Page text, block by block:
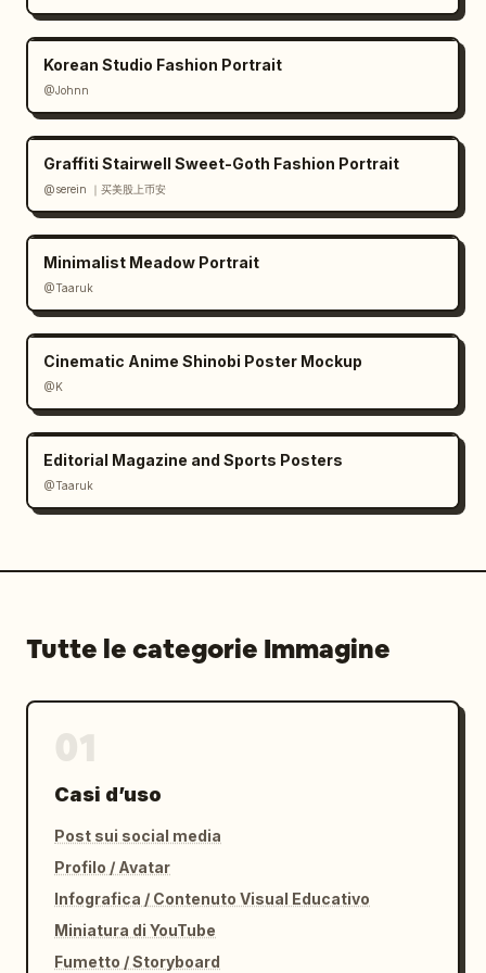
rivedi le modifiche e muoviti più velocemente
insieme."}]},"cta_banner":{"style":"ampio
rettangolo arrotondato con lavaggio gradiente
viola-blu tenue e pulsante freccia circolare
bianco sulla destra","subtitle":"Provalo in
ChatGPT o tramite
API."}},"composition":"tipografia bilanciata
allineata a sinistra con griglia di schede
modulare sottostante, molto spazio bianco,
look pubblicitario tecnologico
premium","rendering":"tipografia nitida,
vetrosa, nessun elemento fotografico"}
Korean Studio Fashion Portrait
@Johnn
Graffiti Stairwell Sweet-Goth Fashion Portrait
@serein ｜买美股上币安
Minimalist Meadow Portrait
@Taaruk
Cinematic Anime Shinobi Poster Mockup
@K
Editorial Magazine and Sports Posters
@Taaruk
Tutte le categorie Immagine
Casi d’uso
Post sui social media
Profilo / Avatar
Infografica / Contenuto Visual Educativo
Miniatura di YouTube
Fumetto / Storyboard